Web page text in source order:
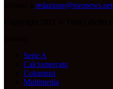
redazione@toronews.net
Serie A
Calciomercato
Columnist
Multimedia